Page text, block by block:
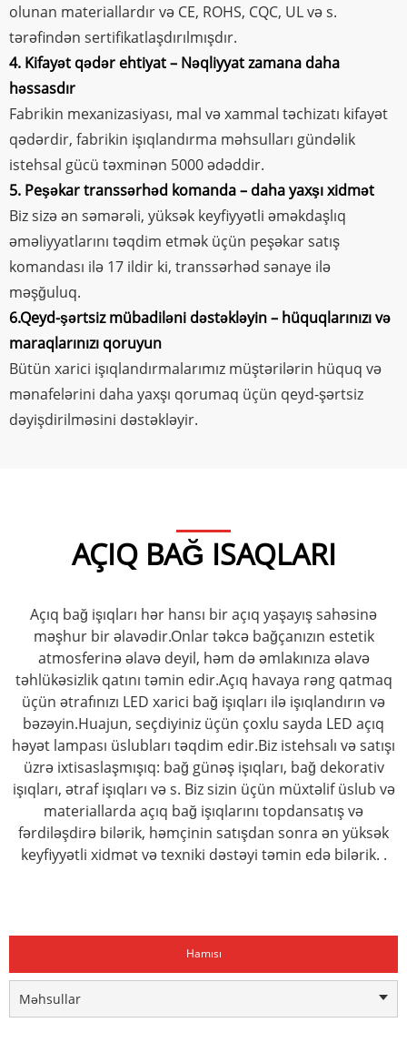
olunan materiallardır və CE, ROHS, CQC, UL və s.
tərəfindən sertifikatlaşdırılmışdır.
4. Kifayət qədər ehtiyat – Nəqliyyat zamana daha
həssasdır
Fabrikin mexanizasiyası, mal və xammal təchizatı kifayət
qədərdir, fabrikin işıqlandırma məhsulları gündəlik
istehsal gücü təxminən 5000 ədəddir.
5. Peşəkar transsərhəd komanda – daha yaxşı xidmət
Biz sizə ən səmərəli, yüksək keyfiyyətli əməkdaşlıq
əməliyyatlarını təqdim etmək üçün peşəkar satış
komandası ilə 17 ildir ki, transsərhəd sənaye ilə
məşğuluq.
6.Qeyd-şərtsiz mübadiləni dəstəkləyin – hüquqlarınızı və
maraqlarınızı qoruyun
Bütün xarici işıqlandırmalarımız müştərilərin hüquq və
mənafelərini daha yaxşı qorumaq üçün qeyd-şərtsiz
dəyişdirilməsini dəstəkləyir.
AÇIQ BAĞ ISAQLARI
Açıq bağ işıqları hər hansı bir açıq yaşayış sahəsinə
məşhur bir əlavədir.Onlar təkcə bağçanızın estetik
atmosferinə əlavə deyil, həm də əmlakınıza əlavə
təhlükəsizlik qatını təmin edir.Açıq havaya rəng qatmaq
üçün ətrafınızı LED xarici bağ işıqları ilə işıqlandırın və
bəzəyin.Huajun, seçdiyiniz üçün çoxlu sayda LED açıq
həyət lampası üslubları təqdim edir.Biz istehsalı və satışı
üzrə ixtisaslaşmışıq: bağ günəş işıqları, bağ dekorativ
işıqları, ətraf işıqları və s. Biz sizin üçün müxtəlif üslub və
materiallarda açıq bağ işıqlarını topdansatış və
fərdiləşdirə bilərik, həmçinin satışdan sonra ən yüksək
keyfiyyətli xidmət və texniki dəstəyi təmin edə bilərik. .
Hamısı
Məhsullar